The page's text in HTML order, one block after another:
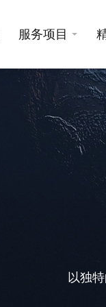
服务项目
以独